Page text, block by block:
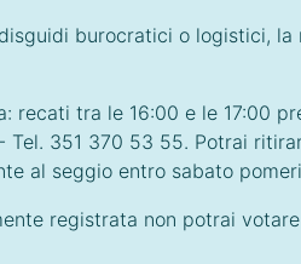
burocratici o logistici, la
recati tra le 16:00 e le 17:00
Tel. 351 370 53 55. Potrai
al seggio entro sabato
registrata non potrai